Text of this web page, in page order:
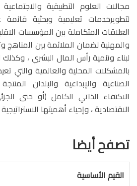
مجالات العلوم التطبيقية
لتطويرخدمات تعليمية وبحثية
العلاقات المتكاملة بين المؤسسات
والمهنية لضمان الملائمة بين المناهج
لبناء وتنمية رأس المال البشري ،
بالمشكلات المحلية والعالمية والتي
الصناعية والإبداعية والبلدان
الاكتفاء الذاتي الكامل (أو حتى
الاقتصادية ، وإحياء أهميتها
تصفح أيضا
القيم الأساسية